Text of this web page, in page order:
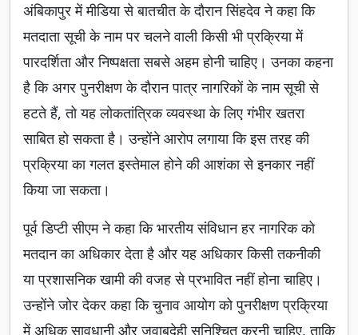
अंबिकापुर में मीडिया से बातचीत के दौरान सिंहदेव ने कहा कि
मतदाता सूची के नाम पर चलने वाली किसी भी प्रक्रिया में
पारदर्शिता और निष्पक्षता सबसे अहम होनी चाहिए। उनका कहना
है कि अगर पुनरीक्षण के दौरान पात्र नागरिकों के नाम सूची से
हटते हैं, तो यह लोकतांत्रिक व्यवस्था के लिए गंभीर खतरा
साबित हो सकता है। उन्होंने आरोप लगाया कि इस तरह की
प्रक्रिया का गलत इस्तेमाल होने की आशंका से इनकार नहीं
किया जा सकता।
पूर्व डिप्टी सीएम ने कहा कि भारतीय संविधान हर नागरिक को
मतदान का अधिकार देता है और यह अधिकार किसी तकनीकी
या प्रशासनिक खामी की वजह से प्रभावित नहीं होना चाहिए।
उन्होंने जोर देकर कहा कि चुनाव आयोग को पुनरीक्षण प्रक्रिया
में अधिक सावधानी और जवाबदेही सुनिश्चित करनी चाहिए, ताकि